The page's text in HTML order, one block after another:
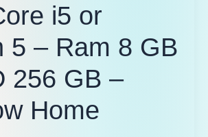
i5 or
5 – Ram 8 GB
256 GB –
Home